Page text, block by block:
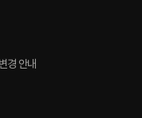
경 안내